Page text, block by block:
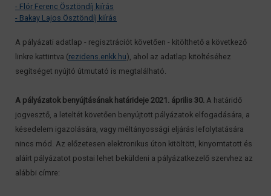
- Flór Ferenc Ösztöndíj kiírás
- Bakay Lajos Ösztöndíj kiírás
A pályázati adatlap - regisztrációt követően - kitölthető a következő
linkre kattintva (rezidens.enkk.hu), ahol az adatlap kitöltéséhez
segítséget nyújtó útmutató is megtalálható.
A pályázatok benyújtásának határideje 2021. április 30. A határidő
jogvesztő, a leteltét követően benyújtott pályázatok elfogadására, a
késedelem igazolására, vagy méltányossági eljárás lefolytatására
nincs mód. Az előzetesen elektronikus úton kitöltött, kinyomtatott és
aláírt pályázatot postai lehet beküldeni a pályázatkezelő szervhez az
alábbi címre: